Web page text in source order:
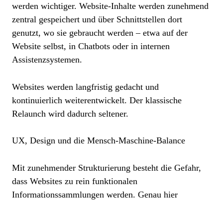
werden wichtiger. Website-Inhalte werden zunehmend
zentral gespeichert und über Schnittstellen dort
genutzt, wo sie gebraucht werden – etwa auf der
Website selbst, in Chatbots oder in internen
Assistenzsystemen.
Websites werden langfristig gedacht und
kontinuierlich weiterentwickelt. Der klassische
Relaunch wird dadurch seltener.
UX, Design und die Mensch-Maschine-Balance
Mit zunehmender Strukturierung besteht die Gefahr,
dass Websites zu rein funktionalen
Informationssammlungen werden. Genau hier